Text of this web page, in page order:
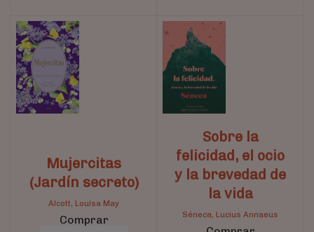
Mujercitas
(Jardín secreto)
Alcott, Louisa May
Comprar
Sobre la
felicidad, el ocio
y la brevedad de
la vida
Séneca, Lucius Annaeus